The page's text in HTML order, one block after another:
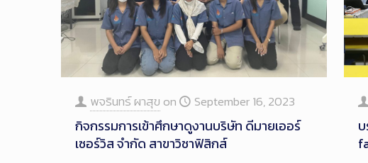
พจรินทร์ ผาสุข on September 16, 2023
กิจกรรมการเข้าศึกษาดูงานบริษัท ดีมายเออร์
เซอร์วิส จำกัด สาขาวิชาฟิสิกส์